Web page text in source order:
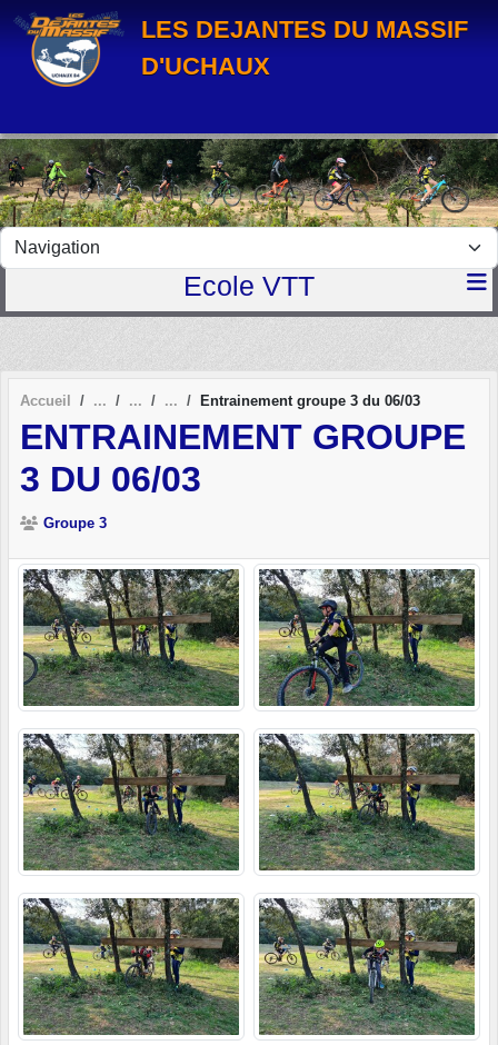
LES DEJANTES DU MASSIF
D'UCHAUX
Ecole VTT
Accueil Entrainement groupe 3 du 06/03
ENTRAINEMENT GROUPE
3 DU 06/03
Groupe 3
Panneau de gestion des cookies